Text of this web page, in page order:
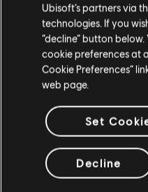
게임
친구들과 함께 협동 모
무기와 보호장구를 얻
소수의 요원
Ubisoft’s partners via
technologies. If you
“decline” button
cookie preferences at
Cookie Preferences”
web page.
Set
Decline